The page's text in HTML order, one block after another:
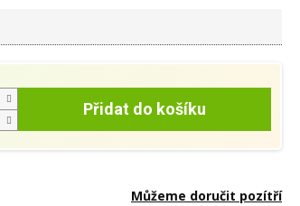
Přidat do košíku
Můžeme doručit pozítří